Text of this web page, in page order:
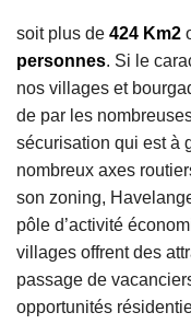
soit plus de 424 Km2
personnes. Si le
nos villages et
de par les
sécurisation qui est à
nombreux axes
son zoning,
pôle d’activité
villages offrent des
passage de
opportunités